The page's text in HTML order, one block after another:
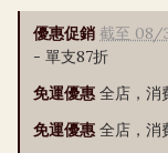
優惠促銷 截至 08/
- 單支87折
免運優惠 全店，消
免運優惠 全店，消